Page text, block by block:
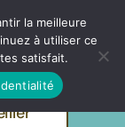
-
la meilleure
à utiliser ce
satisfait.